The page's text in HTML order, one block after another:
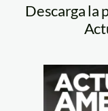
Descarga la